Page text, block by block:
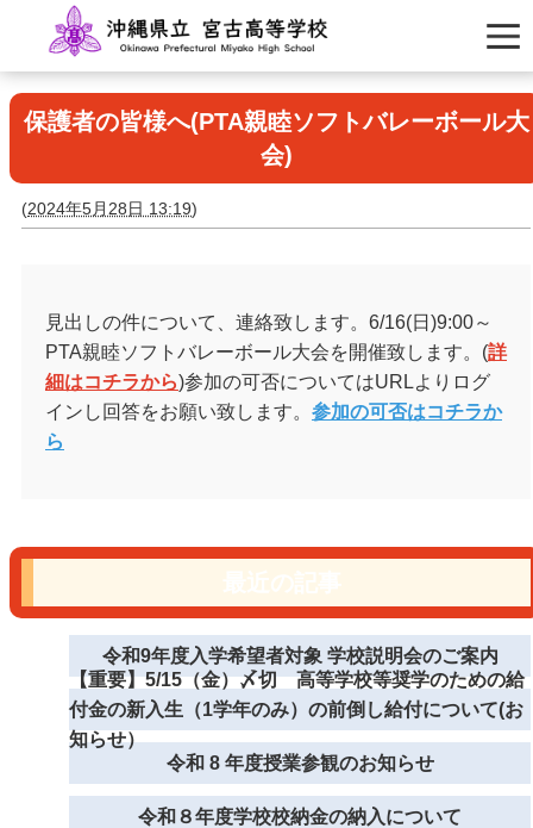
保護者の皆様へ(PTA親睦ソフトバレーボール大
会)
(2024年5月28日 13:19)
見出しの件について、連絡致します。6/16(日)9:00～
PTA親睦ソフトバレーボール大会を開催致します。(詳
細はコチラから)参加の可否についてはURLよりログ
インし回答をお願い致します。 参加の可否はコチラか
ら
令和9年度入学希望者対象 学校説明会のご案内
【重要】5/15（金）〆切 高等学校等奨学のための給
付金の新入生（1学年のみ）の前倒し給付について(お
知らせ）
令和 8 年度授業参観のお知らせ
令和８年度学校校納金の納入について